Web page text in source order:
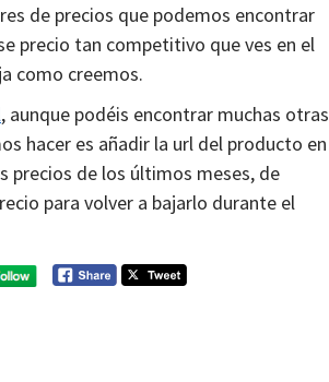
de precios que podemos encontrar
precio tan competitivo que ves en el
como creemos.
, aunque podéis encontrar muchas otras
hacer es añadir la url del producto en
precios de los últimos meses, de
para volver a bajarlo durante el